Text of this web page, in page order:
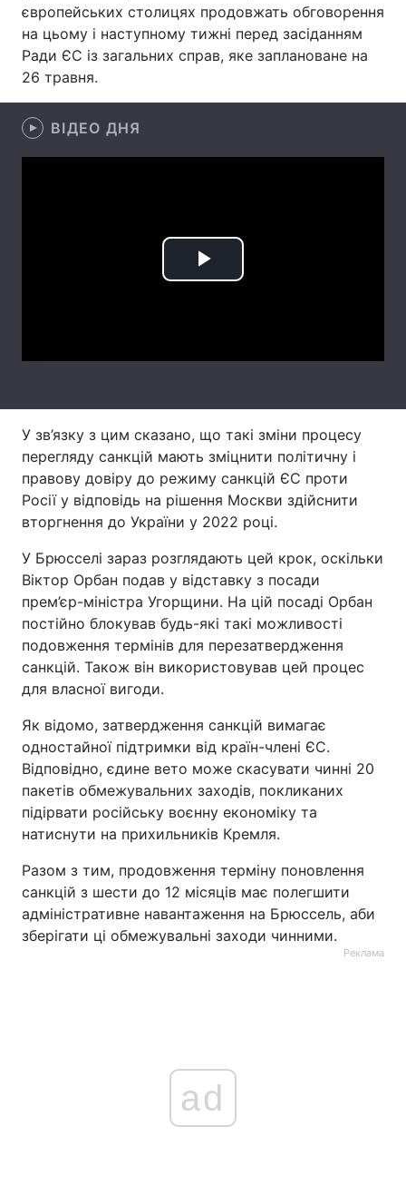
Відео з Youtube Статті
Інтерв'ю Думки
Контакти
європейських столицях продовжать обговорення
на цьому і наступному тижні перед засіданням
Ради ЄС із загальних справ, яке заплановане на
26 травня.
ВІДЕО ДНЯ
Play
У зв’язку з цим сказано, що такі зміни процесу
перегляду санкцій мають зміцнити політичну і
правову довіру до режиму санкцій ЄС проти
Росії у відповідь на рішення Москви здійснити
вторгнення до України у 2022 році.
У Брюсселі зараз розглядають цей крок, оскільки
Віктор Орбан подав у відставку з посади
прем’єр-міністра Угорщини. На цій посаді Орбан
постійно блокував будь-які такі можливості
подовження термінів для перезатвердження
санкцій. Також він використовував цей процес
для власної вигоди.
Як відомо, затвердження санкцій вимагає
одностайної підтримки від країн-члені ЄС.
Відповідно, єдине вето може скасувати чинні 20
пакетів обмежувальних заходів, покликаних
підірвати російську воєнну економіку та
натиснути на прихильників Кремля.
Разом з тим, продовження терміну поновлення
санкцій з шести до 12 місяців має полегшити
адміністративне навантаження на Брюссель, аби
зберігати ці обмежувальні заходи чинними.
Реклама
ad